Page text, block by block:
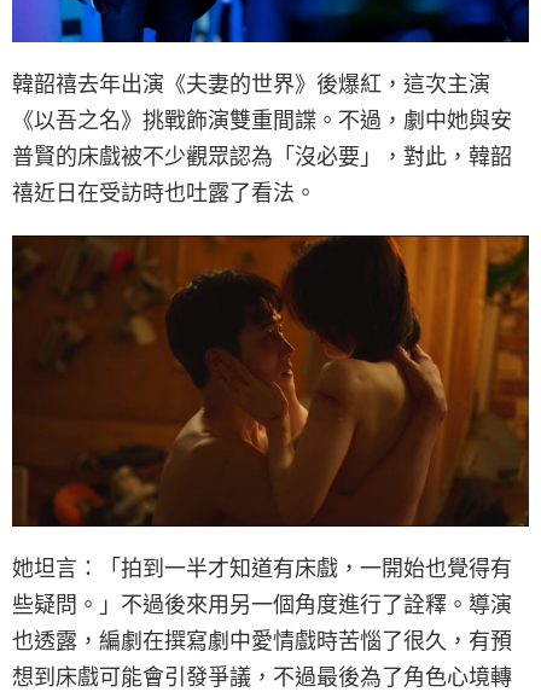
韓韶禧去年出演《夫妻的世界》後爆紅，這次主演
《以吾之名》挑戰飾演雙重間諜。不過，劇中她與安
普賢的床戲被不少觀眾認為「沒必要」，對此，韓韶
禧近日在受訪時也吐露了看法。
她坦言：「拍到一半才知道有床戲，一開始也覺得有
些疑問。」不過後來用另一個角度進行了詮釋。導演
也透露，編劇在撰寫劇中愛情戲時苦惱了很久，有預
想到床戲可能會引發爭議，不過最後為了角色心境轉